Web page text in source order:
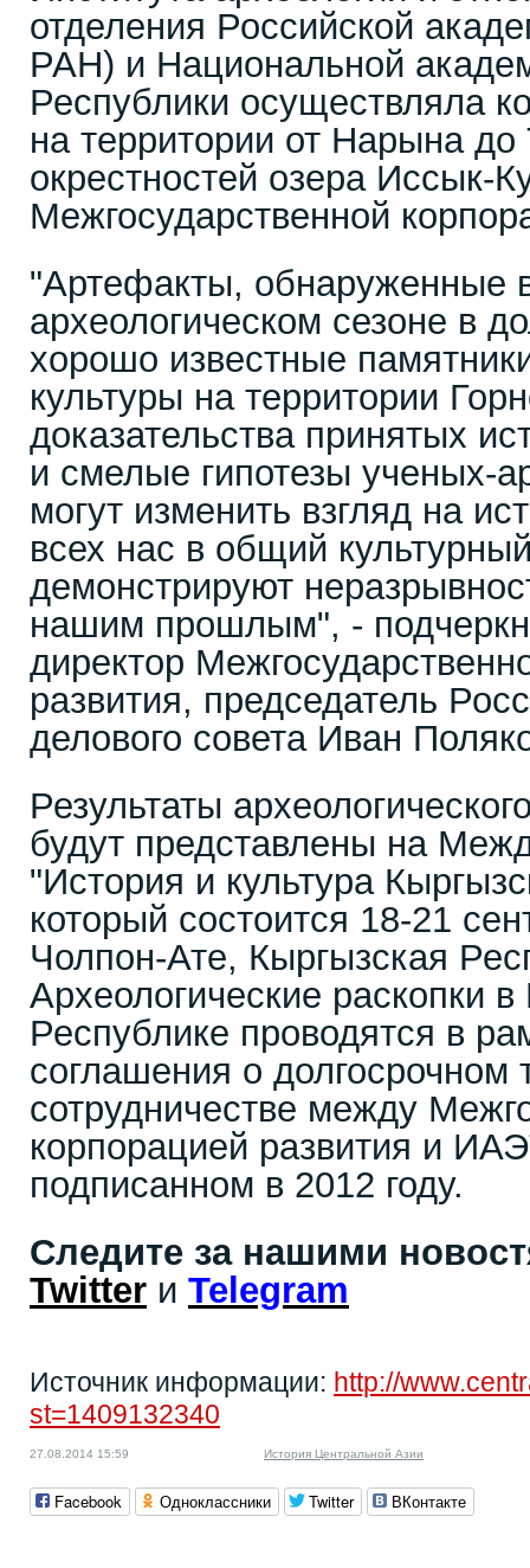
отделения Российской
РАН) и Национальной
Республики осуществляла
на территории от Нарына до
окрестностей озера Иссык-
Межгосударственной
"Артефакты, обнаруженные
археологическом сезоне в
хорошо известные
культуры на территории
доказательства принятых
и смелые гипотезы ученых-
могут изменить взгляд на
всех нас в общий
демонстрируют
нашим прошлым", -
директор
развития, председатель
делового совета Иван
Результаты
будут представлены на
"История и культура
который состоится 18-21
Чолпон-Ате, Кыргызская
Археологические раскопки
Республике проводятся в
соглашения о долгосрочном
сотрудничестве между
корпорацией развития и
подписанном в 2012 году.
Следите за нашими
Twitter и Telegram
Источник информации: http://
st=1409132340
27.08.2014 15:59 История Центральной Азии
Facebook Одноклассники Twitter ВКонтакте